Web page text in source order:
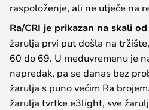
raspoloženje, ali ne utječe na
Ra/CRI je prikazan na skali
žarulja prvi put došla na
60 do 69. U međuvremenu je
napredak, pa se danas bez
žarulja s puno većim Ra
žarulja tvrtke e3light, sve